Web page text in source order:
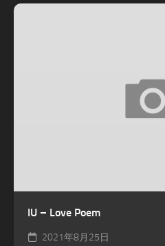
IU – Love Poem
2021年8月25日